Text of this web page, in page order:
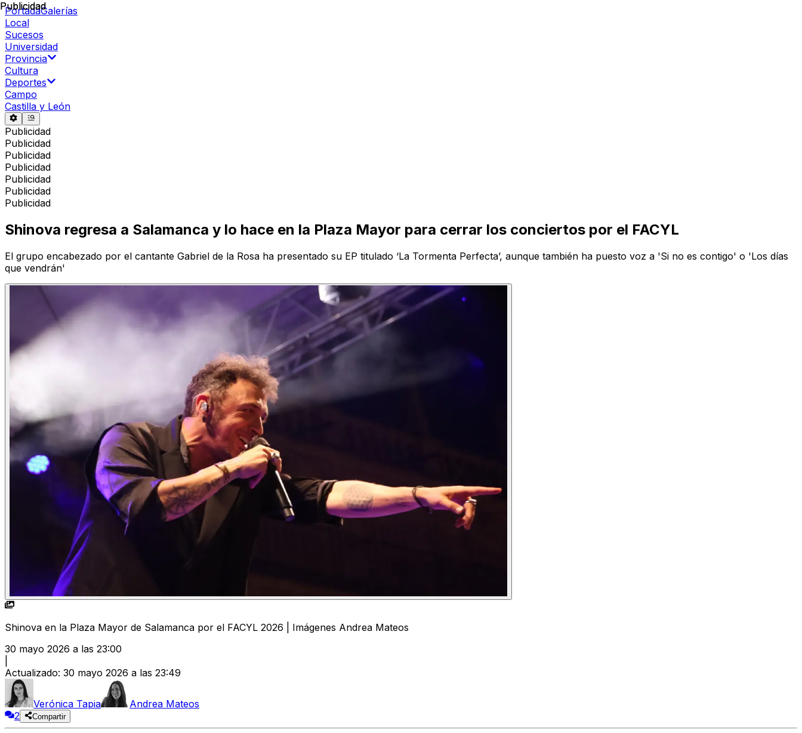
PortadaGalerías
Local
Sucesos
Universidad
Provincia
Cultura
Deportes
Campo
Castilla y León
Publicidad
Publicidad
Publicidad
Publicidad
Publicidad
Publicidad
Publicidad
Publicidad
Shinova regresa a Salamanca y lo hace en la Plaza Mayor para cerrar los conciertos por el FACYL
El grupo encabezado por el cantante Gabriel de la Rosa ha presentado su EP titulado ‘La Tormenta Perfecta’, aunque también ha puesto voz a 'Si no es contigo' o 'Los días
que vendrán'
Shinova en la Plaza Mayor de Salamanca por el FACYL 2026 | Imágenes Andrea Mateos
30 mayo 2026 a las 23:00
Actualizado: 30 mayo 2026 a las 23:49
Verónica Tapia
Andrea Mateos
2
Compartir
Publicidad